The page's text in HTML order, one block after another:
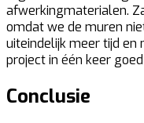
afwerkingmaterialen.
omdat we de muren
uiteindelijk meer tijd en
project in één keer
Conclusie